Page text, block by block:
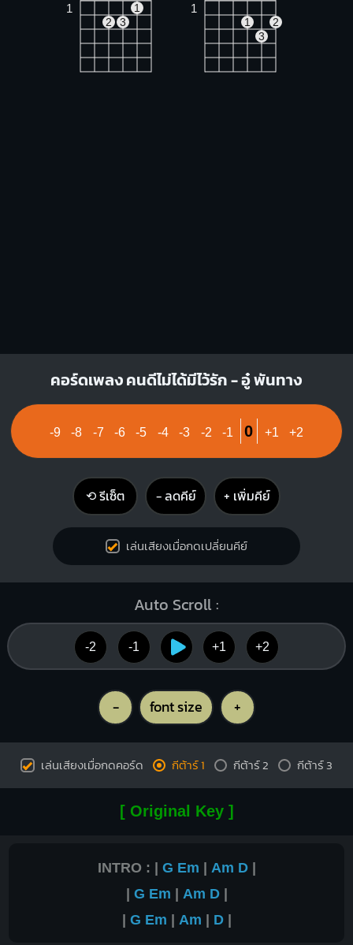
1
1
2
3
1
1
2
3
คอร์ดเพลง คนดีไม่ได้มีไว้รัก - อู๋ พันทาง
-9 -8 -7 -6 -5 -4 -3 -2 -1 0 +1 +2
⟲ รีเซ็ต − ลดคีย์ + เพิ่มคีย์
เล่นเสียงเมื่อกดเปลี่ยนคีย์
Auto Scroll :
-2 -1 +1 +2
- font size +
เล่นเสียงเมื่อกดคอร์ด กีต้าร์ 1 กีต้าร์ 2 กีต้าร์ 3
[ Original Key ]
INTRO : | G Em | Am D|
| G Em | Am D|
| G Em | Am | D|